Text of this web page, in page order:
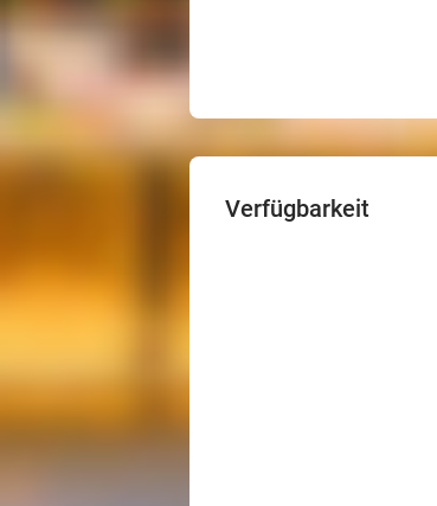
Verfügbarkeit